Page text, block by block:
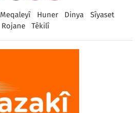
Meqaleyî Huner Dinya
Sîyaset
Rojane
Têkilî